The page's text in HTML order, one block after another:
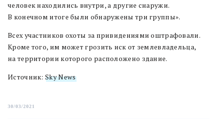
человек находились внутри, а другие снаружи.
В конечном итоге были обнаружены три группы».
Всех участников охоты за привидениями оштрафовали.
Кроме того, им может грозить иск от землевладельца,
на территории которого расположено здание.
Источник: Sky News
30/03/2021